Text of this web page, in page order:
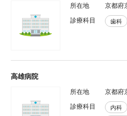
所在地
京都府
診療科目
歯科
高雄病院
所在地
京都府
診療科目
内科